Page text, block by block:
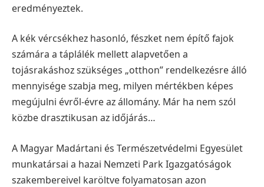
eredményeztek.
A kék vércsékhez hasonló, fészket nem építő fajok
számára a táplálék mellett alapvetően a
tojásrakáshoz szükséges „otthon” rendelkezésre álló
mennyisége szabja meg, milyen mértékben képes
megújulni évről-évre az állomány. Már ha nem szól
közbe drasztikusan az időjárás…
A Magyar Madártani és Természetvédelmi Egyesület
munkatársai a hazai Nemzeti Park Igazgatóságok
szakembereivel karöltve folyamatosan azon